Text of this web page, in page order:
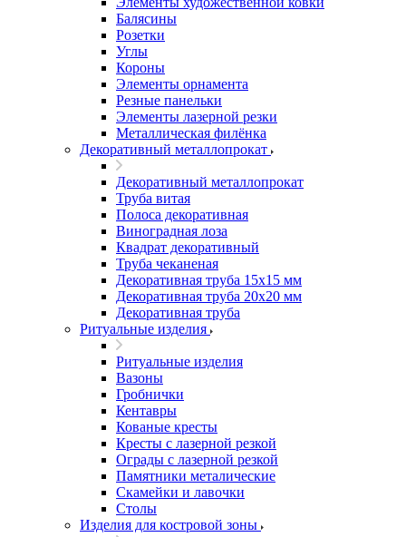
Балясины
Розетки
Углы
Короны
Элементы орнамента
Резные панельки
Элементы лазерной резки
Металлическая филёнка
Декоративный металлопрокат
Декоративный металлопрокат
Труба витая
Полоса декоративная
Виноградная лоза
Квадрат декоративный
Труба чеканеная
Декоративная труба 15х15 мм
Декоративная труба 20х20 мм
Декоративная труба
Ритуальные изделия
Ритуальные изделия
Вазоны
Гробнички
Кентавры
Кованые кресты
Кресты с лазерной резкой
Ограды с лазерной резкой
Памятники металические
Скамейки и лавочки
Столы
Изделия для костровой зоны